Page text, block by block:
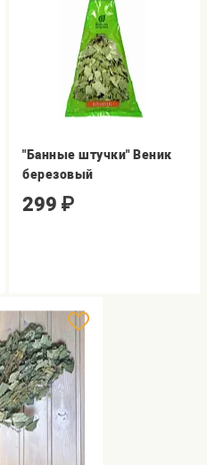
"Банные штучки" Веник
березовый
299 ₽